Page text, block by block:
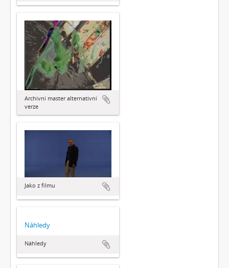
Archivní master alternativní
verze
Jako z filmu
Náhledy
Náhledy